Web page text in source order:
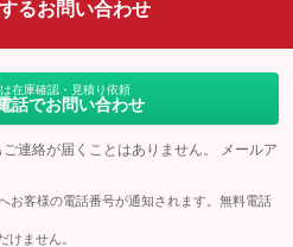
るお問い合わせ
は在庫確認・見積り依頼
話でお問い合わせ
連絡が届くことはありません。 メールア
お客様の電話番号が通知されます。無料電話
けません。